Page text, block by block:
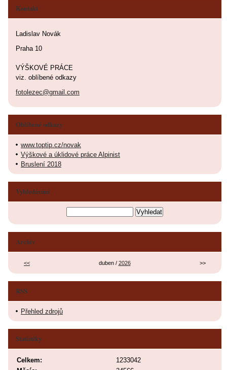
Kontakt
Ladislav Novák
Praha 10
VÝŠKOVÉ PRÁCE
viz. oblíbené odkazy
fotolezec@gmail.com
Oblíbené odkazy
www.toptip.cz/novak
Výškové a úklidové práce Alpinist
Bruslení 2018
Vyhledávání
Archiv
<< duben / 2026 >>
RSS
Přehled zdrojů
Statistiky
Celkem:
1233042